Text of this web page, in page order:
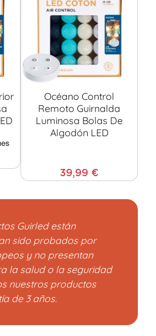
Océano Control
Remoto Guirnalda
Luminosa Bolas De
Algodón LED
39,99 €
Guirled están
sido probados por
y no presentan
la salud o la seguridad
nuestros productos
de 3 años.